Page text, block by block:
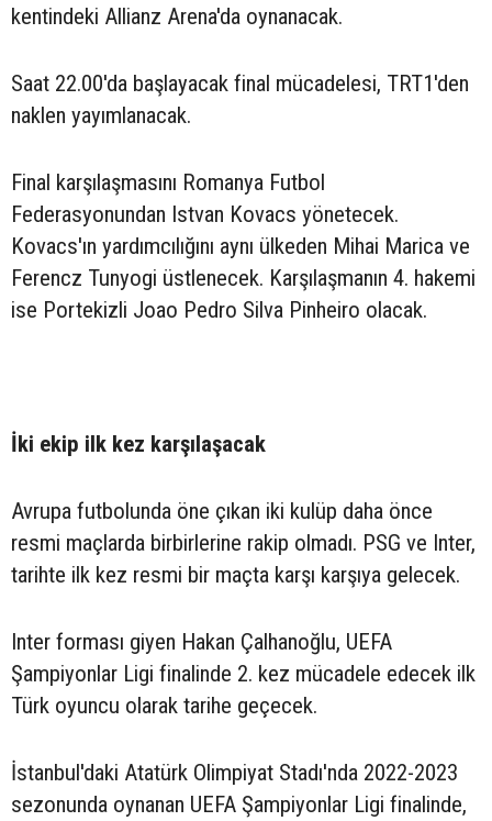
kentindeki Allianz Arena'da oynanacak.
Saat 22.00'da başlayacak final mücadelesi, TRT1'den
naklen yayımlanacak.
Final karşılaşmasını Romanya Futbol
Federasyonundan Istvan Kovacs yönetecek.
Kovacs'ın yardımcılığını aynı ülkeden Mihai Marica ve
Ferencz Tunyogi üstlenecek. Karşılaşmanın 4. hakemi
ise Portekizli Joao Pedro Silva Pinheiro olacak.
İki ekip ilk kez karşılaşacak
Avrupa futbolunda öne çıkan iki kulüp daha önce
resmi maçlarda birbirlerine rakip olmadı. PSG ve Inter,
tarihte ilk kez resmi bir maçta karşı karşıya gelecek.
Inter forması giyen Hakan Çalhanoğlu, UEFA
Şampiyonlar Ligi finalinde 2. kez mücadele edecek ilk
Türk oyuncu olarak tarihe geçecek.
İstanbul'daki Atatürk Olimpiyat Stadı'nda 2022-2023
sezonunda oynanan UEFA Şampiyonlar Ligi finalinde,